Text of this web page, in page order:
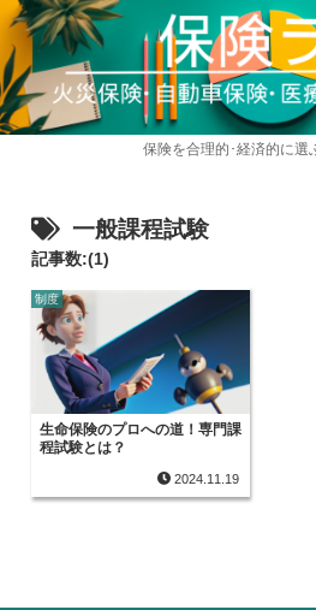
保険を合理的･経済的に選
一般課程試験
記事数:(1)
制度
生命保険のプロへの道！専門課
程試験とは？
2024.11.19